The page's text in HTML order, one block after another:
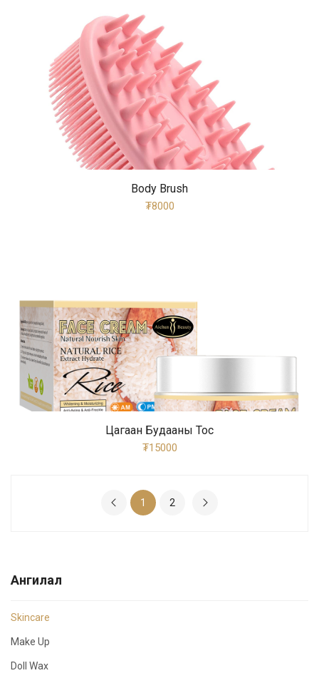
Ангилал
Skincare
Make Up
Doll Wax
Body Brush
₮8000
Цагаан Будааны Тос
₮15000
1 2